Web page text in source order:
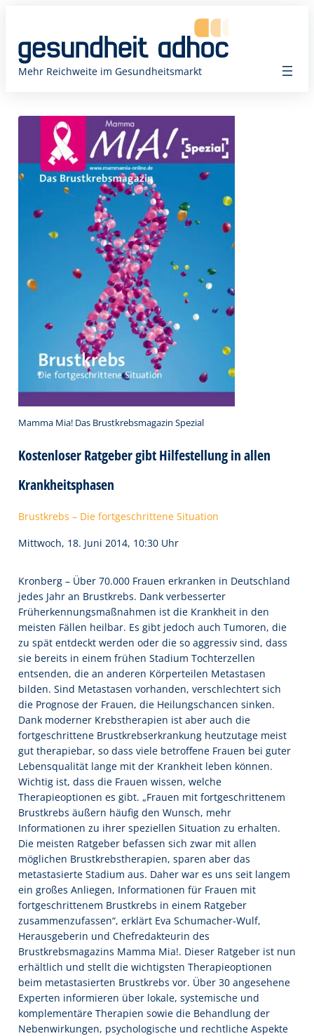
springen
Mehr Reichweite im Gesundheitsmarkt
Mamma Mia! Das Brustkrebsmagazin Spezial
Kostenloser Ratgeber gibt Hilfestellung in allen
Krankheitsphasen
Brustkrebs – Die fortgeschrittene Situation
Mittwoch, 18. Juni 2014, 10:30 Uhr
Kronberg – Über 70.000 Frauen erkranken in Deutschland
jedes Jahr an Brustkrebs. Dank verbesserter
Früherkennungsmaßnahmen ist die Krankheit in den
meisten Fällen heilbar. Es gibt jedoch auch Tumoren, die
zu spät entdeckt werden oder die so aggressiv sind, dass
sie bereits in einem frühen Stadium Tochterzellen
entsenden, die an anderen Körperteilen Metastasen
bilden. Sind Metastasen vorhanden, verschlechtert sich
die Prognose der Frauen, die Heilungschancen sinken.
Dank moderner Krebstherapien ist aber auch die
fortgeschrittene Brustkrebserkrankung heutzutage meist
gut therapiebar, so dass viele betroffene Frauen bei guter
Lebensqualität lange mit der Krankheit leben können.
Wichtig ist, dass die Frauen wissen, welche
Therapieoptionen es gibt. „Frauen mit fortgeschrittenem
Brustkrebs äußern häufig den Wunsch, mehr
Informationen zu ihrer speziellen Situation zu erhalten.
Die meisten Ratgeber befassen sich zwar mit allen
möglichen Brustkrebstherapien, sparen aber das
metastasierte Stadium aus. Daher war es uns seit langem
ein großes Anliegen, Informationen für Frauen mit
fortgeschrittenem Brustkrebs in einem Ratgeber
zusammenzufassen“, erklärt Eva Schumacher-Wulf,
Herausgeberin und Chefredakteurin des
Brustkrebsmagazins Mamma Mia!. Dieser Ratgeber ist nun
erhältlich und stellt die wichtigsten Therapieoptionen
beim metastasierten Brustkrebs vor. Über 30 angesehene
Experten informieren über lokale, systemische und
komplementäre Therapien sowie die Behandlung der
Nebenwirkungen, psychologische und rechtliche Aspekte